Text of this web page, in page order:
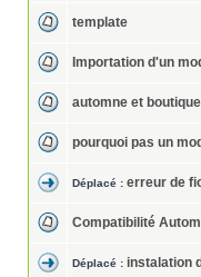
template
Importation d'un
automne et boutique
pourquoi pas un
Déplacé : erreur de
Compatibilité
Déplacé : instalation